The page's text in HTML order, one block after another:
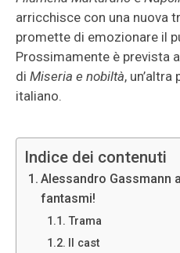
arricchisce con una nuova
promette di emozionare il
Prossimamente è prevista
di Miseria e nobiltà,
italiano.
Indice dei contenuti
Alessandro Gassmann
fantasmi!
Trama
Il cast